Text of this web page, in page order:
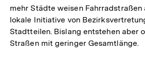
mehr Städte weisen Fahrradstraßen
lokale Initiative von
Stadtteilen. Bislang entstehen aber
Straßen mit geringer Gesamtlänge.